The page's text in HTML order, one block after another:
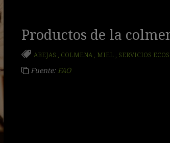
Productos de la
ABEJAS COLMENA MIEL SERVICIOS
Fuente: FAO